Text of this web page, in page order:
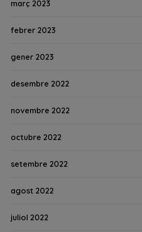
març 2023
febrer 2023
gener 2023
desembre 2022
novembre 2022
octubre 2022
setembre 2022
agost 2022
juliol 2022